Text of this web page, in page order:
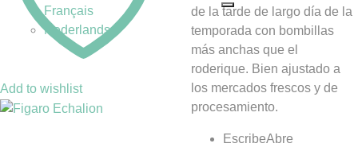
Français
Nederlands
Add to wishlist
de la tarde de largo día de la
temporada con bombillas
más anchas que el
roderique. Bien ajustado a
los mercados frescos y de
procesamiento.
EscribeAbre